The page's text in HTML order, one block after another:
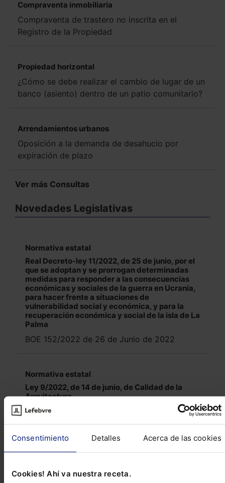
Consentimiento Detalles Acerca de las cookies
Cookies! Ahí va nuestra receta.
Compraventa inmobiliaria
Compraventa de trastero no inscrita en el
Registro de la Propiedad
Propiedad horizontal
¿Cómo se debe realizar el cambio de lugar de un
banco (asiento) dentro de un patio comunitario?
Arrendamientos urbanos
Oposición a la demanda de desahucio por
expiración de plazo
Ver más Consultas
Novedades Legislativas
Normativa estatal
Real Decreto-ley 11/2022, de 25 de junio, por el
que se adoptan y se prorrogan determinadas
medidas para responder a las consecuencias
económicas y sociales de la guerra en Ucrania,
para hacer frente a situaciones de
vulnerabilidad social y económica, y para la
recuperación económica y social de la isla de La
Palma
BOE 152/2022 de 26 de Junio de 2022
Normativa estatal
Ley 9/2022, de 14 de junio, de Calidad de la
Arquitectura
BOE 142/2022 de 15 de Junio de 2022
urgentes para impulsar la actividad de
rehabilitación edificatoria en el contexto del